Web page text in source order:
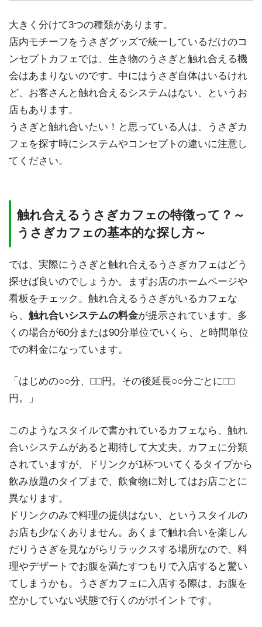
大きく分けて3つの種類があります。
店内モチーフをうさぎグッズで統一しているだけのコ
ンセプトカフェでは、生き物のうさぎと触れ合える機
会はあまりないのです。中にはうさぎ自体はいるけれ
ど、お客さんと触れ合えるシステムはない、というお
店もあります。
うさぎと触れ合いたい！と思っている人は、うさぎカ
フェを探す時にシステムやコンセプトの違いに注意し
てください。
触れ合えるうさぎカフェの特徴って？～
うさぎカフェの基本的な探し方～
では、実際にうさぎと触れ合えるうさぎカフェはどう
探せば良いのでしょうか。まずお店のホームページや
看板をチェック。触れ合えるうさぎがいるカフェな
ら、 触れ合いシステムの料金が提示されています。多
くの場合が60分または90分単位でいくら、と時間単位
での料金になっています。
「はじめの○○分、□□円。その後延長○○分ごとに□□
円。」
このようなスタイルで書かれているカフェなら、触れ
合いシステムがあると期待して大丈夫。カフェに分類
されていますが、ドリンクが1杯ついてくるタイプから
飲み放題のタイプまで、飲食物に対してはお店ごとに
異なります。
ドリンクのみで料理の提供はない、というスタイルの
お店も少なくありません。あくまで触れ合いを楽しん
だりうさぎを見ながらリラックスする場所なので、料
理やデザートでお腹を満たすつもりで入店すると驚い
てしまうかも。うさぎカフェに入店する際は、お腹を
空かしていない状態で行くのがポイントです。